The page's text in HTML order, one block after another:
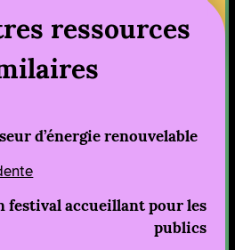
ressources
d’énergie renouvelable
festival accueillant pour les
publics